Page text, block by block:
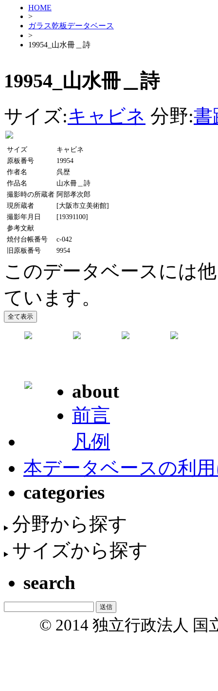
HOME
>
ガラス乾板データベース
>
19954_山水冊＿詩
19954_山水冊＿詩
サイズ:キャビネ 分野:書
サイズ
キャビネ
原板番号
19954
作者名
呉歴
作品名
山水冊＿詩
撮影時の所蔵者 阿部孝次郎
現所蔵者
[大阪市立美術館]
撮影年月日
[19391100]
参考文献
焼付台帳番号
c-042
旧原板番号
9954
このデータベースには
ています。
about
前言
凡例
本データベースの利
categories
分野から探す
サイズから探す
search
© 2014 独立行政法人 国